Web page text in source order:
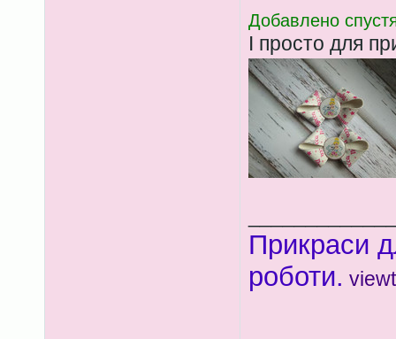
Добавлено
І просто для
Прикраси
роботи.